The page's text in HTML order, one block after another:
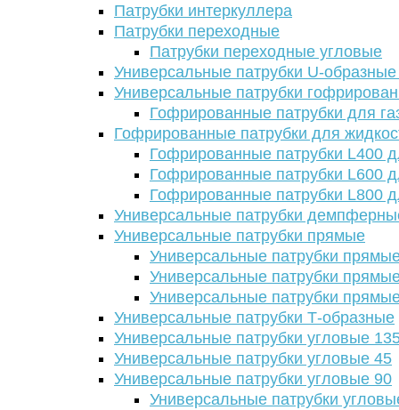
Патрубки интеркуллера
Патрубки переходные
Патрубки переходные угловые
Универсальные патрубки U-
Универсальные патрубки
Гофрированные патрубки для
Гофрированные патрубки для
Гофрированные патрубки L400
Гофрированные патрубки L600
Гофрированные патрубки L800
Универсальные патрубки
Универсальные патрубки прямые
Универсальные патрубки
Универсальные патрубки
Универсальные патрубки
Универсальные патрубки Т-образные
Универсальные патрубки угловые
Универсальные патрубки угловые 45
Универсальные патрубки угловые 90
Универсальные патрубки